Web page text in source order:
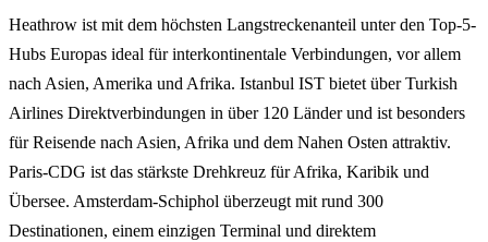
Heathrow ist mit dem höchsten Langstreckenanteil unter den Top-5-
Hubs Europas ideal für interkontinentale Verbindungen, vor allem
nach Asien, Amerika und Afrika. Istanbul IST bietet über Turkish
Airlines Direktverbindungen in über 120 Länder und ist besonders
für Reisende nach Asien, Afrika und dem Nahen Osten attraktiv.
Paris-CDG ist das stärkste Drehkreuz für Afrika, Karibik und
Übersee. Amsterdam-Schiphol überzeugt mit rund 300
Destinationen, einem einzigen Terminal und direktem